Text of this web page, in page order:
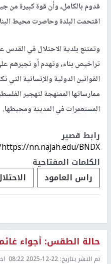
قدوم بالكامل، وأن قوة كبيرة من
اقتحمت البلدة وحاصرت محيط
وتمتنع بلدية الاحتلال في القدس
تراخيص بناء، وتهدم أو تجبرهم
القوانين الدولية والإنسانية
ممارساتها الممنهجة لتهجير
المستعمرات في المدينة ومحيطها.
رابط قصير
https://nn.najah.edu/BNDX/
الكلمات المفتاحية
راس العامود
حالة الطقس: أجواء
تم النشر بتاريخ: 2025-12-22 08:22